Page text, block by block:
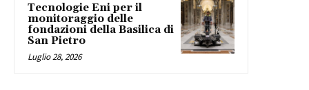
Tecnologie Eni per il
monitoraggio delle
fondazioni della Basilica di
San Pietro
Luglio 28, 2026